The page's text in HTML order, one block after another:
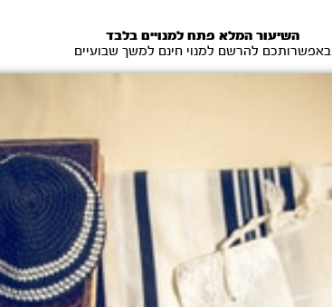
השיעור המלא פתח למנויים בלבד
באפשרותכם להרשם למנוי חינם למשך שבועיים